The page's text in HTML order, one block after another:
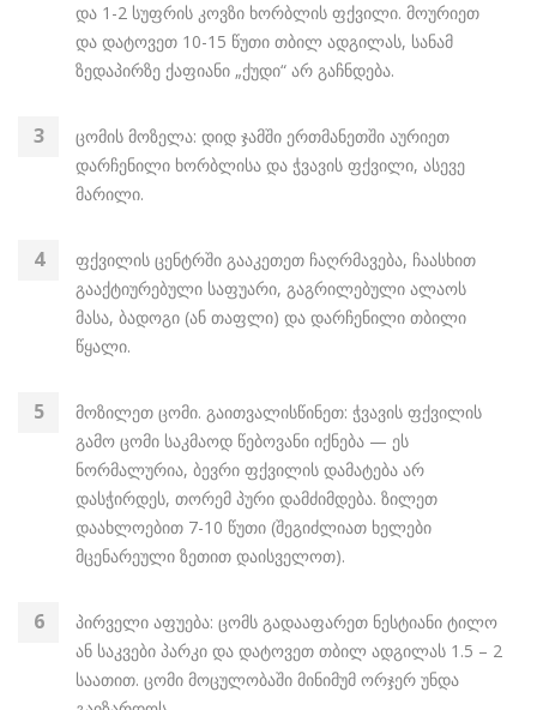
და 1-2 სუფრის კოვზი ხორბლის ფქვილი. მოურიეთ
და დატოვეთ 10-15 წუთი თბილ ადგილას, სანამ
ზედაპირზე ქაფიანი „ქუდი“ არ გაჩნდება.
ცომის მოზელა: დიდ ჯამში ერთმანეთში აურიეთ
დარჩენილი ხორბლისა და ჭვავის ფქვილი, ასევე
მარილი.
ფქვილის ცენტრში გააკეთეთ ჩაღრმავება, ჩაასხით
გააქტიურებული საფუარი, გაგრილებული ალაოს
მასა, ბადოგი (ან თაფლი) და დარჩენილი თბილი
წყალი.
მოზილეთ ცომი. გაითვალისწინეთ: ჭვავის ფქვილის
გამო ცომი საკმაოდ წებოვანი იქნება — ეს
ნორმალურია, ბევრი ფქვილის დამატება არ
დასჭირდეს, თორემ პური დამძიმდება. ზილეთ
დაახლოებით 7-10 წუთი (შეგიძლიათ ხელები
მცენარეული ზეთით დაისველოთ).
პირველი აფუება: ცომს გადააფარეთ ნესტიანი ტილო
ან საკვები პარკი და დატოვეთ თბილ ადგილას 1.5 – 2
საათით. ცომი მოცულობაში მინიმუმ ორჯერ უნდა